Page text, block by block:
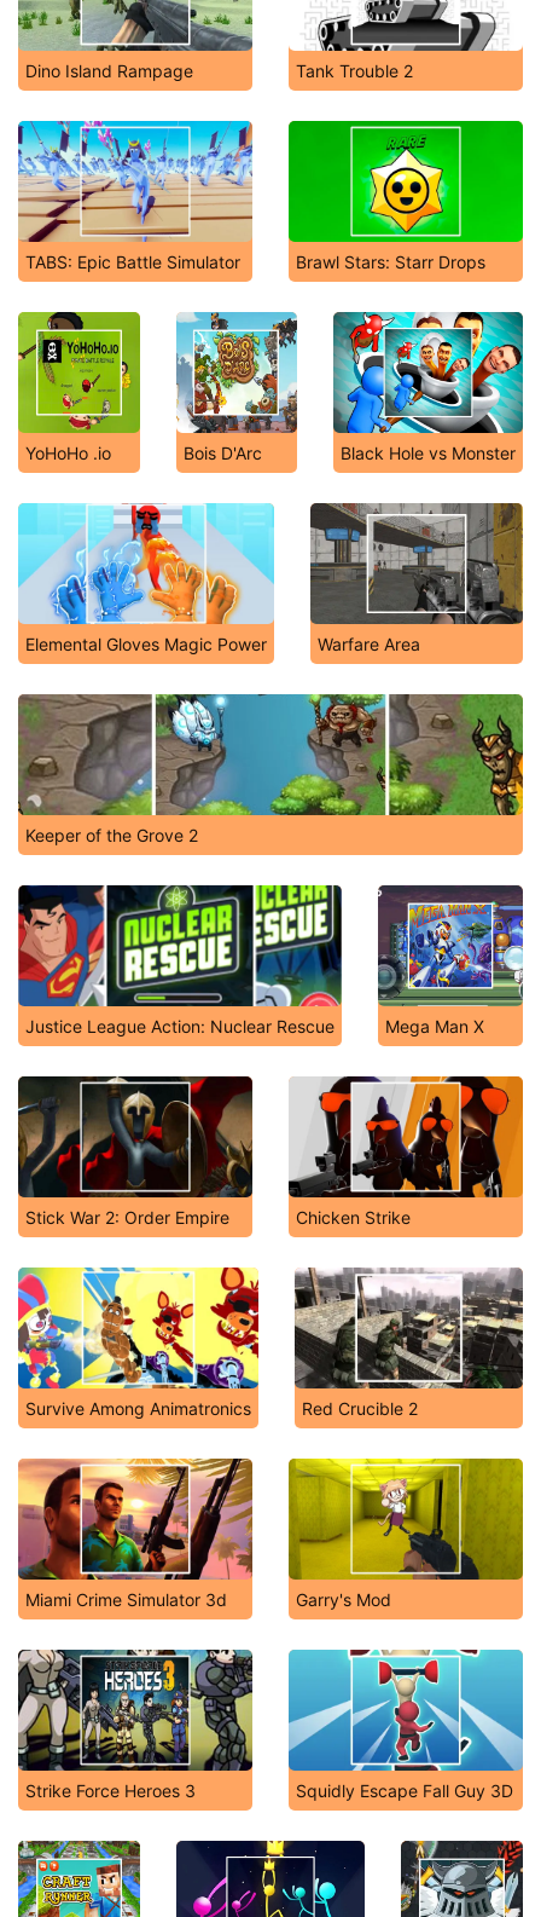
Dino Island Rampage Tank Trouble 2
TABS: Epic Battle Simulator Brawl Stars: Starr Drops
YoHoHo .io Bois D'Arc Black Hole vs Monster
Elemental Gloves Magic Power Warfare Area
Keeper of the Grove 2
Justice League Action: Nuclear Rescue Mega Man X
Stick War 2: Order Empire Chicken Strike
Survive Among Animatronics Red Crucible 2
Miami Crime Simulator 3d Garry's Mod
Strike Force Heroes 3 Squidly Escape Fall Guy 3D